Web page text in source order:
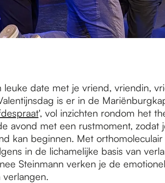
leuke date met je vriend, vriendin,
is er in de
', vol inzichten rondom het
avond met een rustmoment, zodat
kan beginnen. Met
in de lichamelijke basis van
Steinmann verken je de
verlangen.